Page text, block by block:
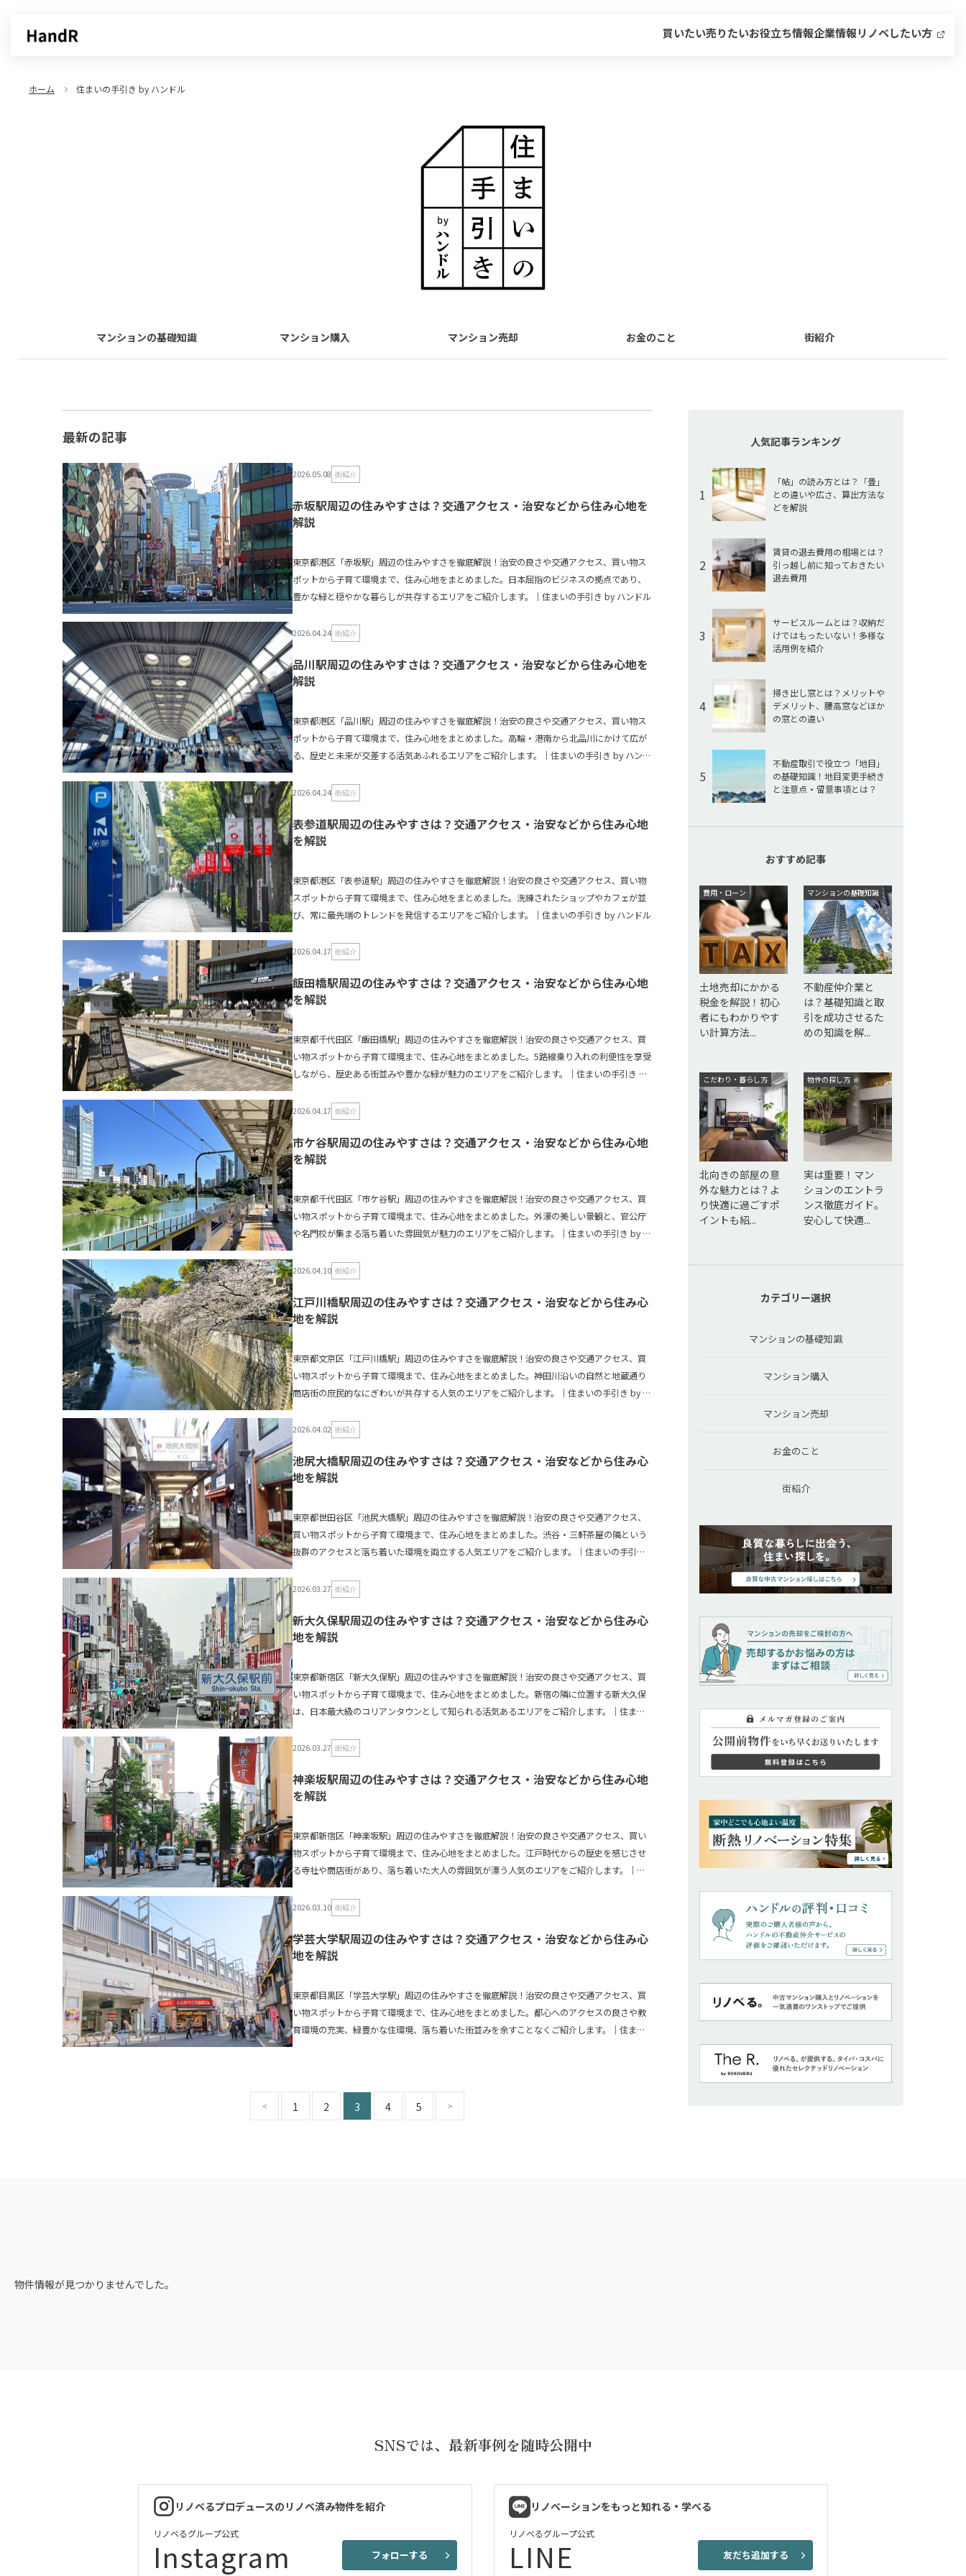
ホーム 住まいの手引き by ハンドル
買いたい売りたいお役立ち情報企業情報リノベしたい方
買いたい
価格更新した物件 物件一覧
売りたい
マンションの基礎知識 マンション購入 マンション売却 お金のこと 街紹介
最新の記事
2026.05.08 街紹介
赤坂駅周辺の住みやすさは？交通アクセス・治安などから住み心地を
解説
東京都港区「赤坂駅」周辺の住みやすさを徹底解説！治安の良さや交通アクセス、買い物ス
ポットから子育て環境まで、住み心地をまとめました。日本屈指のビジネスの拠点であり、
豊かな緑と穏やかな暮らしが共存するエリアをご紹介します。｜住まいの手引き by ハンドル
2026.04.24 街紹介
品川駅周辺の住みやすさは？交通アクセス・治安などから住み心地を
解説
東京都港区「品川駅」周辺の住みやすさを徹底解説！治安の良さや交通アクセス、買い物ス
ポットから子育て環境まで、住み心地をまとめました。高輪・港南から北品川にかけて広が
る、歴史と未来が交差する活気あふれるエリアをご紹介します。｜住まいの手引き by ハンド
2026.04.24 街紹介
表参道駅周辺の住みやすさは？交通アクセス・治安などから住み心地
を解説
東京都港区「表参道駅」周辺の住みやすさを徹底解説！治安の良さや交通アクセス、買い物
スポットから子育て環境まで、住み心地をまとめました。洗練されたショップやカフェが並
び、常に最先端のトレンドを発信するエリアをご紹介します。｜住まいの手引き by ハンドル
2026.04.17 街紹介
飯田橋駅周辺の住みやすさは？交通アクセス・治安などから住み心地
を解説
東京都千代田区「飯田橋駅」周辺の住みやすさを徹底解説！治安の良さや交通アクセス、買
い物スポットから子育て環境まで、住み心地をまとめました。5路線乗り入れの利便性を享受
しながら、歴史ある街並みや豊かな緑が魅力のエリアをご紹介します。｜住まいの手引き by
2026.04.17 街紹介
市ケ谷駅周辺の住みやすさは？交通アクセス・治安などから住み心地
を解説
東京都千代田区「市ケ谷駅」周辺の住みやすさを徹底解説！治安の良さや交通アクセス、買
い物スポットから子育て環境まで、住み心地をまとめました。外濠の美しい景観と、官公庁
や名門校が集まる落ち着いた雰囲気が魅力のエリアをご紹介します。｜住まいの手引き by ハ
2026.04.10 街紹介
江戸川橋駅周辺の住みやすさは？交通アクセス・治安などから住み心
地を解説
東京都文京区「江戸川橋駅」周辺の住みやすさを徹底解説！治安の良さや交通アクセス、買
い物スポットから子育て環境まで、住み心地をまとめました。神田川沿いの自然と地蔵通り
商店街の庶民的なにぎわいが共存する人気のエリアをご紹介します。｜住まいの手引き by ハ
2026.04.02 街紹介
池尻大橋駅周辺の住みやすさは？交通アクセス・治安などから住み心
地を解説
東京都世田谷区「池尻大橋駅」周辺の住みやすさを徹底解説！治安の良さや交通アクセス、
買い物スポットから子育て環境まで、住み心地をまとめました。渋谷・三軒茶屋の隣という
抜群のアクセスと落ち着いた環境を両立する人気エリアをご紹介します。｜住まいの手引き
2026.03.27 街紹介
新大久保駅周辺の住みやすさは？交通アクセス・治安などから住み心
地を解説
東京都新宿区「新大久保駅」周辺の住みやすさを徹底解説！治安の良さや交通アクセス、買
い物スポットから子育て環境まで、住み心地をまとめました。新宿の隣に位置する新大久保
は、日本最大級のコリアンタウンとして知られる活気あるエリアをご紹介します。｜住まい
2026.03.27 街紹介
神楽坂駅周辺の住みやすさは？交通アクセス・治安などから住み心地
を解説
東京都新宿区「神楽坂駅」周辺の住みやすさを徹底解説！治安の良さや交通アクセス、買い
物スポットから子育て環境まで、住み心地をまとめました。江戸時代からの歴史を感じさせ
る寺社や商店街があり、落ち着いた大人の雰囲気が漂う人気のエリアをご紹介します。｜住
2026.03.10 街紹介
学芸大学駅周辺の住みやすさは？交通アクセス・治安などから住み心
地を解説
東京都目黒区「学芸大学駅」周辺の住みやすさを徹底解説！治安の良さや交通アクセス、買
い物スポットから子育て環境まで、住み心地をまとめました。都心へのアクセスの良さや教
育環境の充実、緑豊かな住環境、落ち着いた街並みを余すことなくご紹介します。｜住まい
< 1 2 3 4 5 >
人気記事ランキング
1
「帖」の読み方とは？「畳」
との違いや広さ、算出方法な
どを解説
2
賃貸の退去費用の相場とは？
引っ越し前に知っておきたい
退去費用
3
サービスルームとは？収納だ
けではもったいない！多様な
活用例を紹介
4
掃き出し窓とは？メリットや
デメリット、腰高窓などほか
の窓との違い
5
不動産取引で役立つ「地目」
の基礎知識！地目変更手続き
と注意点・留意事項とは？
おすすめ記事
費用・ローン
土地売却にかかる
税金を解説！初心
者にもわかりやす
い計算方法...
マンションの基礎知識
不動産仲介業と
は？基礎知識と取
引を成功させるた
めの知識を解...
こだわり・暮らし方
北向きの部屋の意
外な魅力とは？よ
り快適に過ごすポ
イントも紹...
物件の探し方
実は重要！マン
ションのエントラ
ンス徹底ガイド。
安心して快適...
カテゴリー選択
マンションの基礎知識
マンション購入
マンション売却
お金のこと
街紹介
物件情報が見つかりませんでした。
SNSでは、 最新事例を随時公開中
リノベるプロデュースのリノベ済み物件を紹介
リノベるグループ公式
Instagram フォローする
リノベーションをもっと知れる・学べる
リノベるグループ公式
LINE 友だち追加する